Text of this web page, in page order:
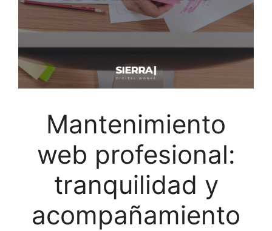
Mantenimiento
web profesional:
tranquilidad y
acompañamiento